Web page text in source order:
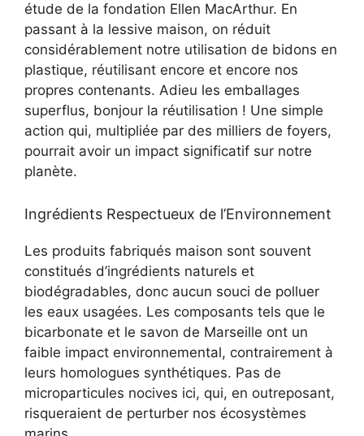
étude de la fondation Ellen MacArthur. En
passant à la lessive maison, on réduit
considérablement notre utilisation de bidons en
plastique, réutilisant encore et encore nos
propres contenants. Adieu les emballages
superflus, bonjour la réutilisation ! Une simple
action qui, multipliée par des milliers de foyers,
pourrait avoir un impact significatif sur notre
planète.
Ingrédients Respectueux de l’Environnement
Les produits fabriqués maison sont souvent
constitués d’ingrédients naturels et
biodégradables, donc aucun souci de polluer
les eaux usagées. Les composants tels que le
bicarbonate et le savon de Marseille ont un
faible impact environnemental, contrairement à
leurs homologues synthétiques. Pas de
microparticules nocives ici, qui, en outreposant,
risqueraient de perturber nos écosystèmes